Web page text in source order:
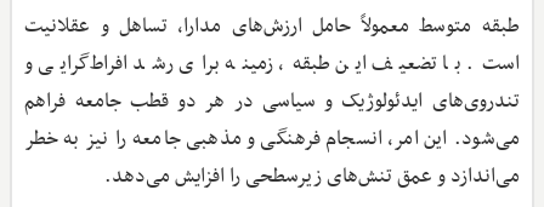
طبقه متوسط معمولاً حامل ارزش‌های مدارا، تساهل و عقلانیت
است. با تضعیف این طبقه، زمینه برای رشد افراط‌گرایی و
تندروی‌های ایدئولوژیک و سیاسی در هر دو قطب جامعه فراهم
می‌شود. این امر، انسجام فرهنگی و مذهبی جامعه را نیز به خطر
می‌اندازد و عمق تنش‌های زیرسطحی را افزایش می‌دهد.